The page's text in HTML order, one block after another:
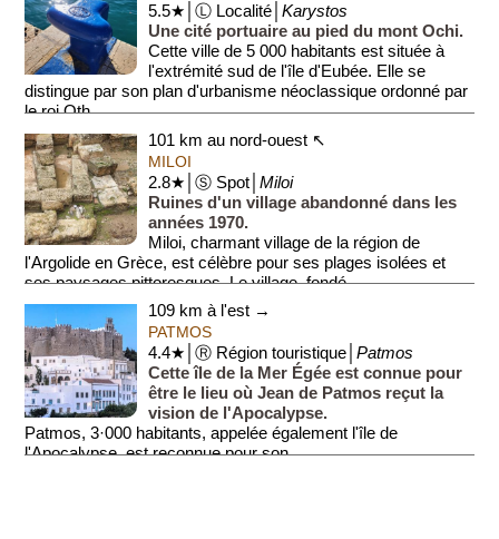
5.5★│Ⓛ Localité│Karystos
Une cité portuaire au pied du mont Ochi.
Cette ville de 5 000 habitants est située à
l'extrémité sud de l'île d'Eubée. Elle se
distingue par son plan d'urbanisme néoclassique ordonné par
le roi Oth...
101 km au nord-ouest ↖
MILOI
2.8★│Ⓢ Spot│Miloi
Ruines d'un village abandonné dans les
années 1970.
Miloi, charmant village de la région de
l'Argolide en Grèce, est célèbre pour ses plages isolées et
ses paysages pittoresques. Le village, fondé...
109 km à l'est →
PATMOS
4.4★│Ⓡ Région touristique│Patmos
Cette île de la Mer Égée est connue pour
être le lieu où Jean de Patmos reçut la
vision de l'Apocalypse.
Patmos, 3·000 habitants, appelée également l'île de
l'Apocalypse, est reconnue pour son...